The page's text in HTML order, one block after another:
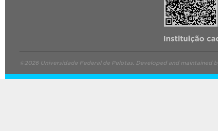
©2026 Universidade Federal de Pelotas. Developed and maintained